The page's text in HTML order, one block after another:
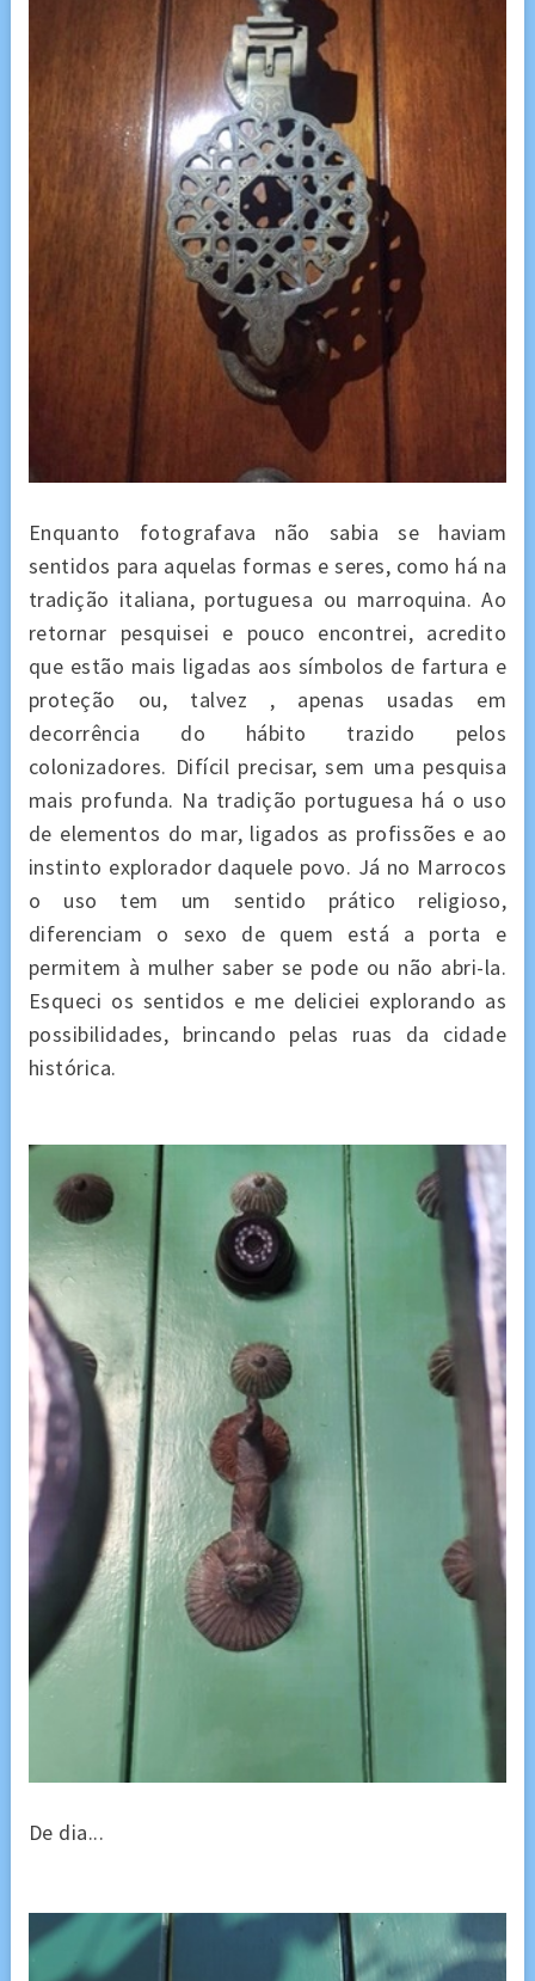
Enquanto fotografava não sabia se haviam
sentidos para aquelas formas e seres, como há na
tradição italiana, portuguesa ou marroquina. Ao
retornar pesquisei e pouco encontrei, acredito
que estão mais ligadas aos símbolos de fartura e
proteção ou, talvez , apenas usadas em
decorrência do hábito trazido pelos
colonizadores. Difícil precisar, sem uma pesquisa
mais profunda. Na tradição portuguesa há o uso
de elementos do mar, ligados as profissões e ao
instinto explorador daquele povo. Já no Marrocos
o uso tem um sentido prático religioso,
diferenciam o sexo de quem está a porta e
permitem à mulher saber se pode ou não abri-la.
Esqueci os sentidos e me deliciei explorando as
possibilidades, brincando pelas ruas da cidade
histórica.
De dia...